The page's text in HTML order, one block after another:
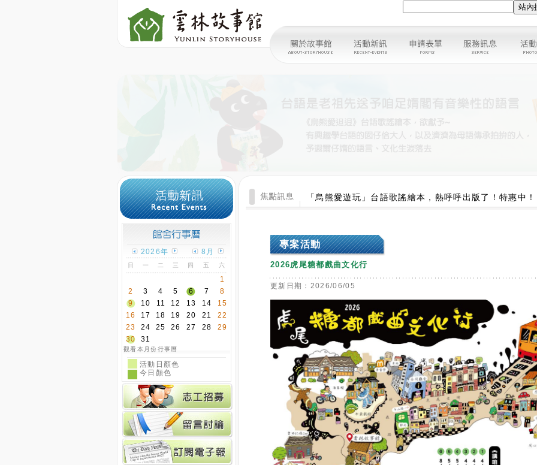
2
3 4 5 6 7
8
9
10 11 12 13 14
15
16 17 18 19 20 21
22
23 24 25 26 27 28
29
活動日顏色
今日顏色
週三~週日 10:00~18:00
國定假日不休館
週一~週二、除夕、初一、及
國定假日後補休日休館
其它休館日依最新公告為準
(請參閱行事曆)